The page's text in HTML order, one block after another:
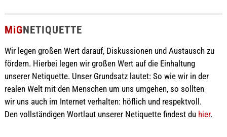
MiGNETIQUETTE
Wir legen großen Wert darauf, Diskussionen und Austausch zu
fördern. Hierbei legen wir großen Wert auf die Einhaltung
unserer Netiquette. Unser Grundsatz lautet: So wie wir in der
realen Welt mit den Menschen um uns umgehen, so sollten
wir uns auch im Internet verhalten: höflich und respektvoll.
Den vollständigen Wortlaut unserer Netiquette findest du hier.